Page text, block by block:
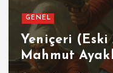
GENEL SPOR
Futbolun
İspanya